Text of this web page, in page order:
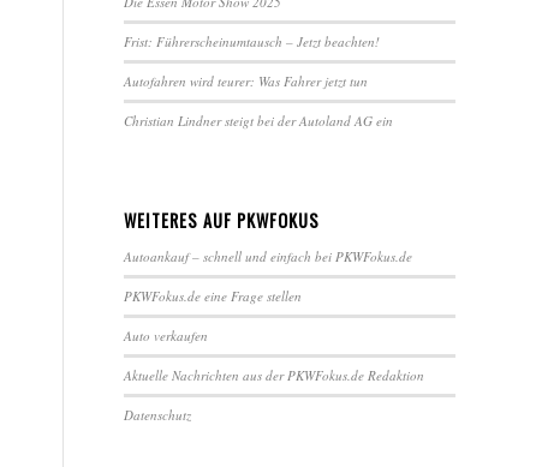
Frist: Führerscheinumtausch – Jetzt beachten!
Autofahren wird teurer: Was Fahrer jetzt tun
Christian Lindner steigt bei der Autoland AG ein
WEITERES AUF PKWFOKUS
Autoankauf – schnell und einfach bei PKWFokus.de
PKWFokus.de eine Frage stellen
Auto verkaufen
Aktuelle Nachrichten aus der PKWFokus.de Redaktion
Datenschutz